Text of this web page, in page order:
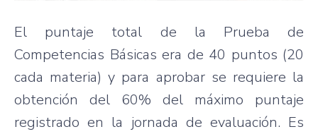
El puntaje total de la Prueba de
Competencias Básicas era de 40 puntos (20
cada materia) y para aprobar se requiere la
obtención del 60% del máximo puntaje
registrado en la jornada de evaluación. Es